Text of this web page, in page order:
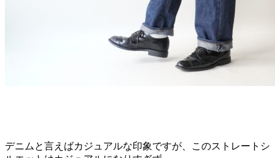
デニムと言えばカジュアルな印象ですが、このストレートシ